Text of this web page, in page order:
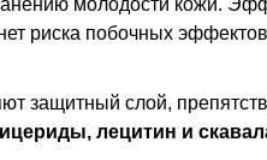
риска побочных эффектов
защитный слой,
лецитин и